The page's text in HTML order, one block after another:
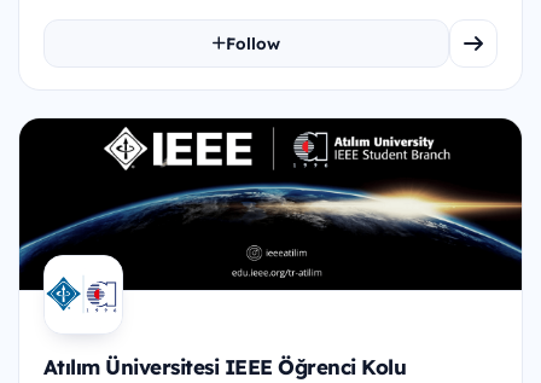
Follow
Atılım Üniversitesi IEEE Öğrenci Kolu